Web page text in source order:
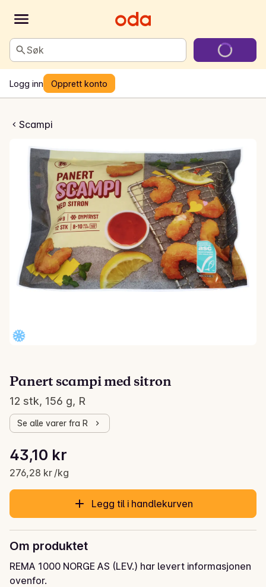
Søk
Logg inn Opprett konto
Scampi
med sitron
Panert scampi med sitron
12 stk, 156 g, R
Se alle varer fra R
Gjeldende pris er: 43,10 kr
43,10 kr
276,28 kr /kg
Stykkpris: 276,28 kr /kg
Legg til i handlekurven
Om produktet
REMA 1000 NORGE AS (LEV.) har levert informasjonen
ovenfor.